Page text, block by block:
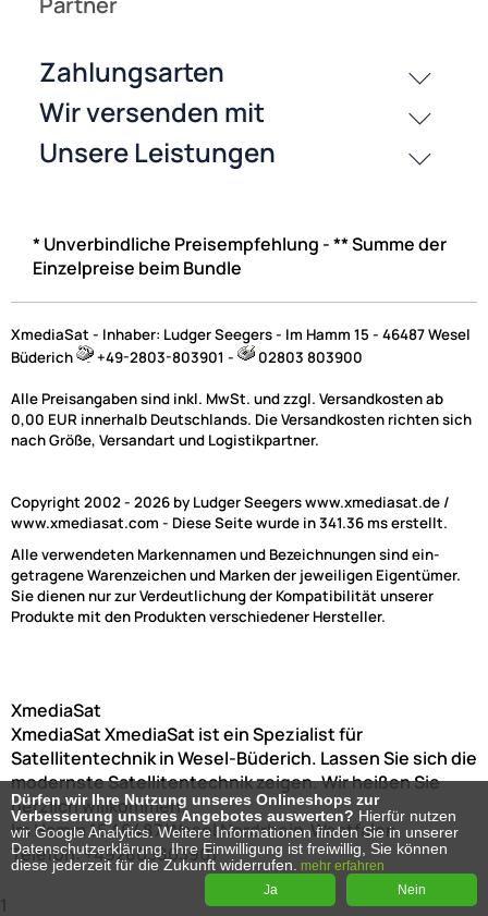
* Unverbindliche Preisempfehlung - ** Summe der
Einzelpreise beim Bundle
XmediaSat - Inhaber: Ludger Seegers - Im Hamm 15 - 46487 Wesel
Büderich
+49-2803-803901 - 02803 803900
Alle Preisangaben sind inkl. MwSt. und zzgl. Versandkosten ab
0,00 EUR innerhalb Deutschlands. Die Versandkosten richten sich
nach Größe, Versandart und Logistikpartner.
Copyright 2002 - 2026 by Ludger Seegers www.xmediasat.de /
www.xmediasat.com - Diese Seite wurde in 341.36 ms erstellt.
Alle verwendeten Markennamen und Bezeichnungen sind ein-
getragene Warenzeichen und Marken der jeweiligen Eigentümer.
Sie dienen nur zur Verdeutlichung der Kompatibilität unserer
Produkte mit den Produkten verschiedener Hersteller.
XmediaSat
XmediaSatXmediaSat ist ein Spezialist für
Satellitentechnik in Wesel-Büderich. Lassen Sie sich die
modernste Satellitentechnik zeigen. Wir heißen Sie
herzlich willkommen!
Im Hamm 1546487Wesel Nordrhein-Westfalen
Telefon:+492803803901
Dürfen wir Ihre Nutzung unseres Onlineshops zur
Verbesserung unseres Angebotes auswerten? Hierfür nutzen
wir Google Analytics. Weitere Informationen finden Sie in unserer
Datenschutzerklärung. Ihre Einwilligung ist freiwillig, Sie können
diese jederzeit für die Zukunft widerrufen.
mehr erfahren
Nein
Ja
1